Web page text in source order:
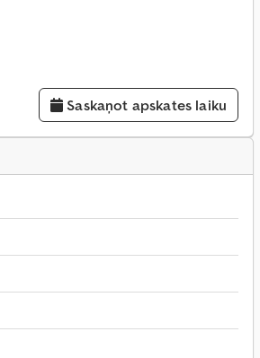
Saskaņot apskates laiku